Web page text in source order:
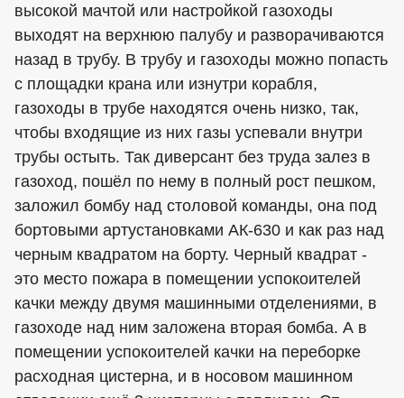
высокой мачтой или настройкой газоходы
выходят на верхнюю палубу и разворачиваются
назад в трубу. В трубу и газоходы можно попасть
с площадки крана или изнутри корабля,
газоходы в трубе находятся очень низко, так,
чтобы входящие из них газы успевали внутри
трубы остыть. Так диверсант без труда залез в
газоход, пошёл по нему в полный рост пешком,
заложил бомбу над столовой команды, она под
бортовыми артустановками АК-630 и как раз над
черным квадратом на борту. Черный квадрат -
это место пожара в помещении успокоителей
качки между двумя машинными отделениями, в
газоходе над ним заложена вторая бомба. А в
помещении успокоителей качки на переборке
расходная цистерна, и в носовом машинном